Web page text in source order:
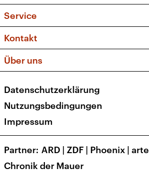
Sendungen und Podcasts
Musikliste
Kakadu – Das Kinderprogramm
Frequenzen (UKW + DAB+)
Service
FAQ
Apps
Newsletter
Veranstaltungen
Kontakt
Social Media
Über uns
Presse
Karriere
Transparenz
Datenschutzerklärung
Nutzungsbedingungen
Impressum
Partner ARD | ZDF | Phoenix | arte
Chronik der Mauer